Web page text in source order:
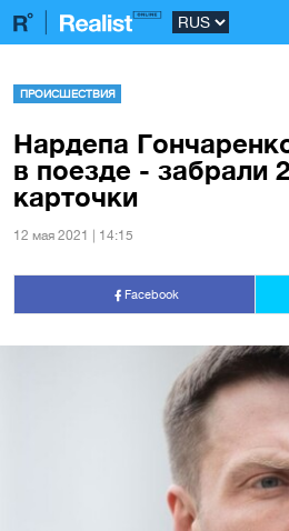
ПРОИСШЕСТВИЯ
Нардепа
в поезде - забрали
карточки
12 мая 2021 | 14:15
Facebook